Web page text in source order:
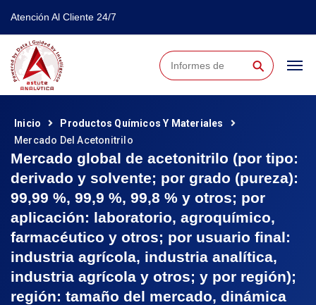
Atención Al Cliente 24/7
⚲
Inicio
Productos Químicos Y Materiales
Mercado Del Acetonitrilo
Mercado global de acetonitrilo (por tipo:
derivado y solvente; por grado (pureza):
99,99 %, 99,9 %, 99,8 % y otros; por
aplicación: laboratorio, agroquímico,
farmacéutico y otros; por usuario final:
industria agrícola, industria analítica,
industria agrícola y otros; y por región);
región: tamaño del mercado, dinámica